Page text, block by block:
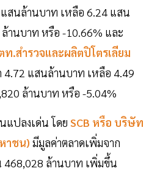
สนล้านบาท เหลือ 6.24 แสน
านบาท หรือ -10.66% และ
ท.สำรวจและผลิตปิโตรเลียม
4.72 แสนล้านบาท เหลือ 4.49
ล้านบาท หรือ -5.04%
แปลงเด่น โดย SCB หรือ บริษัท
าชน) มีมูลค่าตลาดเพิ่มจาก
468,028 ล้านบาท เพิ่มขึ้น